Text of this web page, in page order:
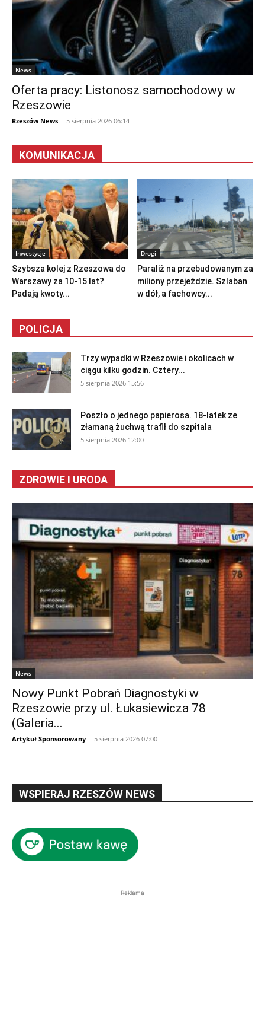
News
Oferta pracy: Listonosz samochodowy w
Rzeszowie
Rzeszów News - 5 sierpnia 2026 06:14
KOMUNIKACJA
Inwestycje
Szybsza kolej z Rzeszowa do
Warszawy za 10-15 lat?
Padają kwoty...
Drogi
Paraliż na przebudowanym za
miliony przejeździe. Szlaban
w dół, a fachowcy...
POLICJA
Trzy wypadki w Rzeszowie i okolicach w
ciągu kilku godzin. Cztery...
5 sierpnia 2026 15:56
Poszło o jednego papierosa. 18-latek ze
złamaną żuchwą trafił do szpitala
5 sierpnia 2026 12:00
ZDROWIE I URODA
News
Nowy Punkt Pobrań Diagnostyki w
Rzeszowie przy ul. Łukasiewicza 78
(Galeria...
Artykuł Sponsorowany - 5 sierpnia 2026 07:00
WSPIERAJ RZESZÓW NEWS
Reklama